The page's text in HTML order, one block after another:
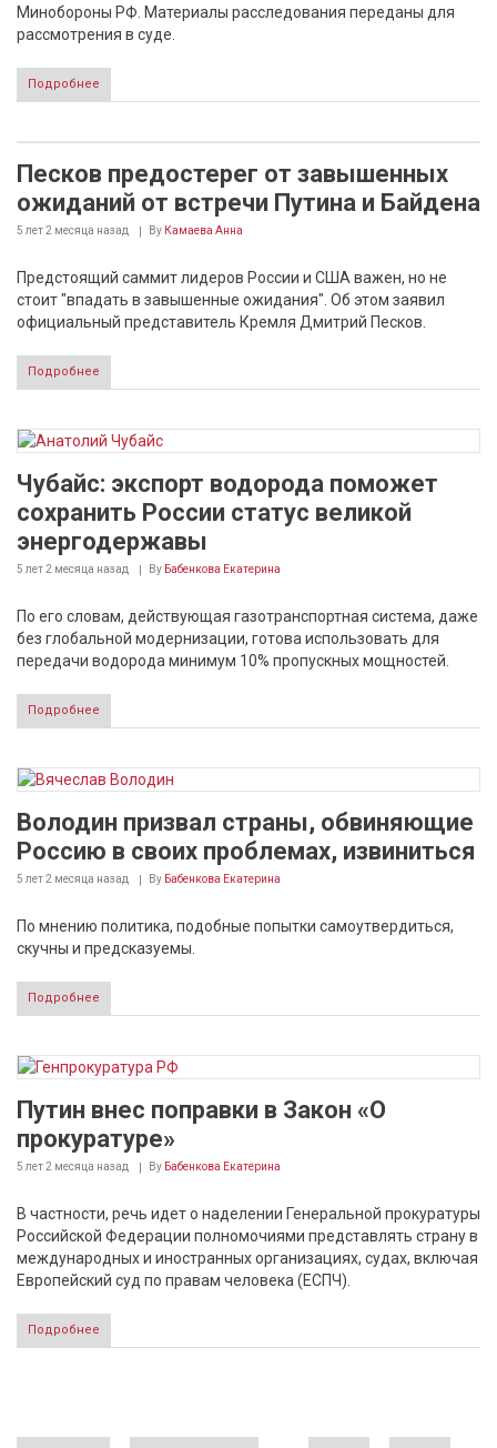
Минобороны РФ. Материалы расследования переданы для
рассмотрения в суде.
Подробнее
Песков предостерег от завышенных
ожиданий от встречи Путина и Байдена
5 лет 2 месяца назад By Камаева Анна
Предстоящий саммит лидеров России и США важен, но не
стоит "впадать в завышенные ожидания". Об этом заявил
официальный представитель Кремля Дмитрий Песков.
Подробнее
Чубайс: экспорт водорода поможет
сохранить России статус великой
энергодержавы
5 лет 2 месяца назад By Бабенкова Екатерина
По его словам, действующая газотранспортная система, даже
без глобальной модернизации, готова использовать для
передачи водорода минимум 10% пропускных мощностей.
Подробнее
Володин призвал страны, обвиняющие
Россию в своих проблемах, извиниться
5 лет 2 месяца назад By Бабенкова Екатерина
По мнению политика, подобные попытки самоутвердиться,
скучны и предсказуемы.
Подробнее
Путин внес поправки в Закон «О
прокуратуре»
5 лет 2 месяца назад By Бабенкова Екатерина
В частности, речь идет о наделении Генеральной прокуратуры
Российской Федерации полномочиями представлять страну в
международных и иностранных организациях, судах, включая
Европейский суд по правам человека (ЕСПЧ).
Подробнее
Страницы